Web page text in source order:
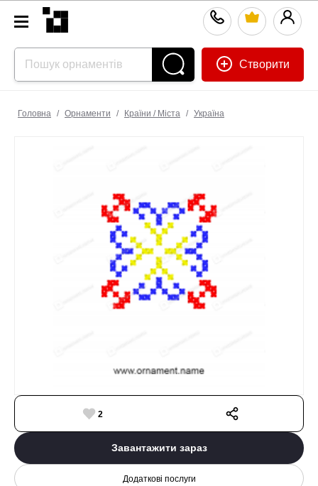
Створити
Головна / Орнаменти / Країни / Міста / Україна
2
Завантажити зараз
Додаткові послуги